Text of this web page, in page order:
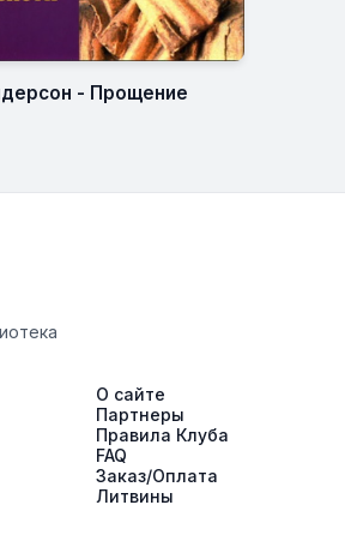
- Прощение
О сайте
Партнеры
Правила Клуба
FAQ
Заказ/Оплата
Литвины